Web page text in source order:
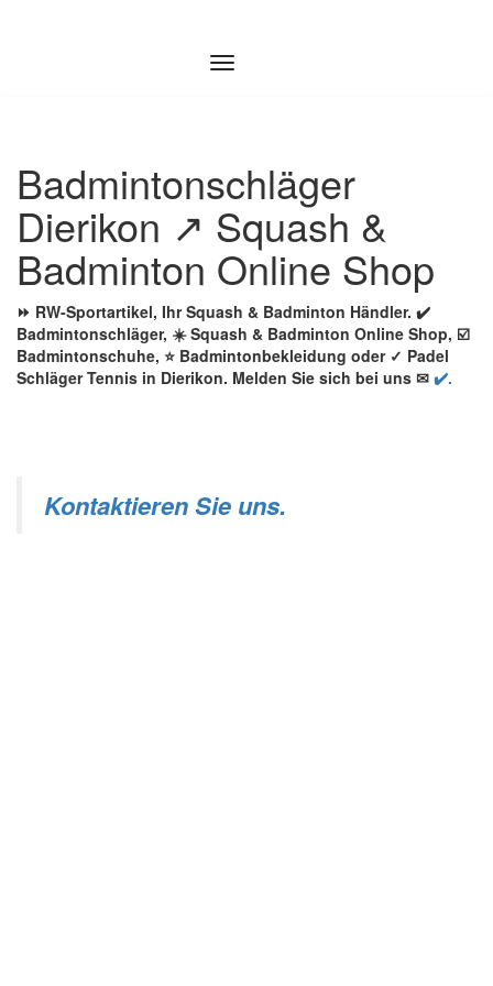
Badmintonschläger
Dierikon ↗️ Squash &
Badminton Online Shop
⏩ RW-Sportartikel, Ihr Squash & Badminton Händler. ✔️
Badmintonschläger, ☀️ Squash & Badminton Online Shop, ☑️
Badmintonschuhe, ⭐ Badmintonbekleidung oder ✓ Padel
Schläger Tennis in Dierikon. Melden Sie sich bei uns ✉ ✔️.
Kontaktieren Sie uns.